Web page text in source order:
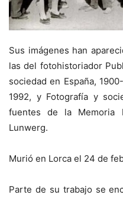
Sus imágenes han
las del fotohistoriador
sociedad en España,
1992, y Fotografía y
fuentes de la Memoria
Lunwerg.
Murió en Lorca el 24 de
Parte de su trabajo se